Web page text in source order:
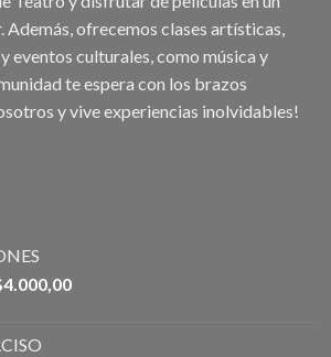
ofrecemos clases artísticas,
eventos culturales, como música y
te espera con los brazos
y vive experiencias inolvidables!
4.000,00